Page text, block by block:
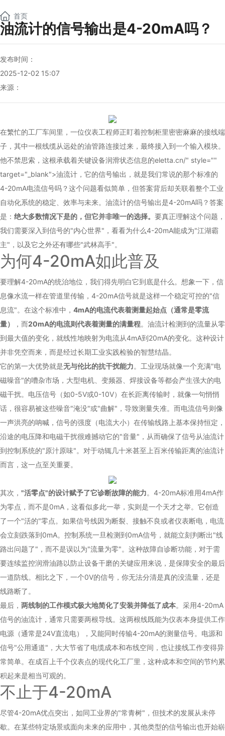
首页
油流计的信号输出是4-20mA吗？
发布时间：
2025-12-02 15:07
来源：
在繁忙的工厂车间里，一位仪表工程师正盯着控制柜里密密麻麻的接线端
子，其中一根线缆从远处的油管路连接过来，最终接入到一个输入模块。
他不禁思索，这根承载着关键设备润滑状态信息的eletta.cn/" style=""
target="_blank">油流计，它的信号输出，就是我们常说的那个标准的
4-20mA电流信号吗？这个问题看似简单，但答案背后却关联着整个工业
自动化系统的稳定、效率与未来。油流计的信号输出是4-20mA吗？答案
是： 绝大多数情况下是的，但它并非唯一的选择。 要真正理解这个问题，
我们需要深入到信号的"内心世界"，看看为什么4-20mA能成为"江湖霸
主"，以及它之外还有哪些"武林高手"。
为何4-20mA如此普及
要理解4-20mA的统治地位，我们得先明白它到底是什么。想象一下，信
息像水流一样在管道里传输，4-20mA信号就是这样一个稳定可控的"信
息流"。在这个标准中， 4mA的电流代表着测量起始点（通常是零流
量）
，而20mA的电流则代表着测量的满量程。油流计检测到的流量从零
到最大值的变化，就线性地映射为电流从4mA到20mA的变化。这种设计
并非凭空而来，而是经过长期工业实践检验的智慧结晶。
它的第一大优势就是无与伦比的抗干扰能力。工业现场就像一个充满"电
磁噪音"的嘈杂市场，大型电机、变频器、焊接设备等都会产生强大的电
磁干扰。电压信号（如0-5V或0-10V）在长距离传输时，就像一句悄悄
话，很容易被这些噪音"淹没"或"曲解"，导致测量失准。而电流信号则像
一声洪亮的呐喊，信号的强度（电流大小）在传输线路上基本保持恒定，
沿途的电压降和电磁干扰很难撼动它的"音量"，从而确保了信号从油流计
到控制系统的"原汁原味"。对于动辄几十米甚至上百米传输距离的油流计
而言，这一点至关重要。
其次， "活零点"的设计赋予了它诊断故障的能力。4-20mA标准用4mA作
为零点，而不是0mA，这看似多此一举，实则是一个天才之举。它创造
了一个"活的"零点。如果信号线因为断裂、接触不良或者仪表断电，电流
会立刻跌落到0mA。控制系统一旦检测到0mA信号，就能立刻判断出"线
路出问题了"，而不是误以为"流量为零"。这种故障自诊断功能，对于需
要连续监控润滑油路以防止设备干磨的关键应用来说，是保障安全的最后
一道防线。相比之下，一个0V的信号，你无法分清是真的没流量，还是
线路断了。
最后， 两线制的工作模式极大地简化了安装并降低了成本。采用4-20mA
信号的油流计，通常只需要两根导线。这两根线既能为仪表本身提供工作
电源（通常是24V直流电），又能同时传输4-20mA的测量信号。电源和
信号"公用通道"，大大节省了电缆成本和布线空间，也让接线工作变得异
常简单。在成百上千个仪表点的现代化工厂里，这种成本和空间的节约累
积起来是相当可观的。
不止于4-20mA
尽管4-20mA优点突出，如同工业界的"常青树"，但技术的发展从未停
歇。在某些特定场景或面向未来的应用中，其他类型的信号输出也开始崭